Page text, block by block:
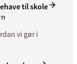
til skole
vi gør i